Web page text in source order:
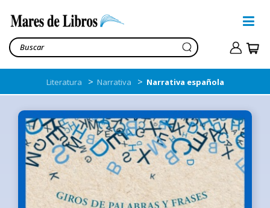
Literatura > Narrativa > Narrativa española